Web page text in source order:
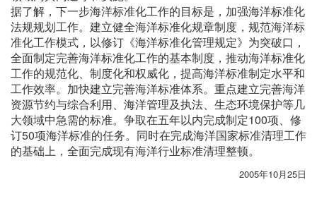
据了解，下一步海洋标准化工作的目标是，加强海洋标准化
法规规划工作。建立健全海洋标准化规章制度，规范海洋标
准化工作模式，以修订《海洋标准化管理规定》为突破口，
全面制定完善海洋标准化工作的基本制度，推动海洋标准化
工作的规范化、制度化和权威化，提高海洋标准制定水平和
工作效率。加快建立完善海洋标准体系。重点建立完善海洋
资源节约与综合利用、海洋管理及执法、生态环境保护等几
大领域中急需的标准。争取在五年以内完成制定100项、修
订50项海洋标准的任务。同时在完成海洋国家标准清理工作
的基础上，全面完成现有海洋行业标准清理整顿。
2005年10月25日